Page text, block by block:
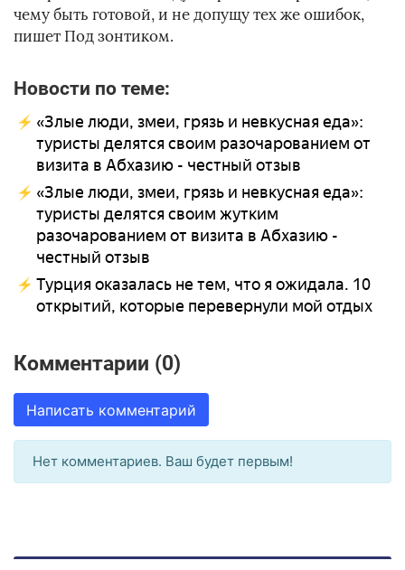
чему быть готовой, и не допущу тех же ошибок,
пишет Под зонтиком.
Новости по теме:
«Злые люди, змеи, грязь и невкусная еда»:
туристы делятся своим разочарованием от
визита в Абхазию - честный отзыв
«Злые люди, змеи, грязь и невкусная еда»:
туристы делятся своим жутким
разочарованием от визита в Абхазию -
честный отзыв
Турция оказалась не тем, что я ожидала. 10
открытий, которые перевернули мой отдых
Комментарии (0)
Написать комментарий
Нет комментариев. Ваш будет первым!